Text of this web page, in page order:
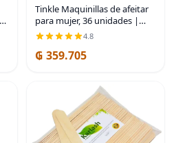
Tinkle Maquinillas de afeitar
para mujer, 36 unidades |
Herramienta de afeitado
Dermaplaning | Favores de
fiesta para el cuidado de la
4.8
₲ 359.705